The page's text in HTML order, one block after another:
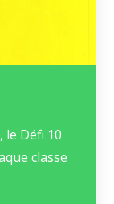
le Défi 10
classe